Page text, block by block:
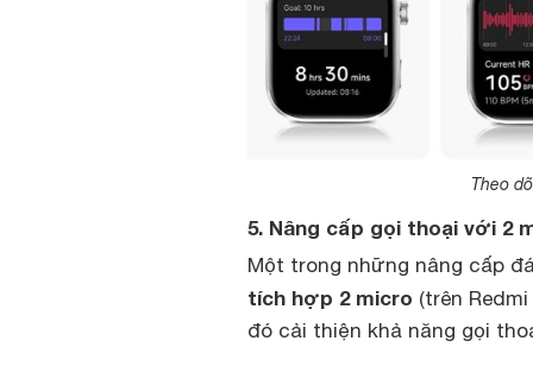
Theo
5. Nâng cấp gọi thoại với 2
Một trong những nâng cấp
tích hợp 2 micro (trên
đó cải thiện khả năng gọi